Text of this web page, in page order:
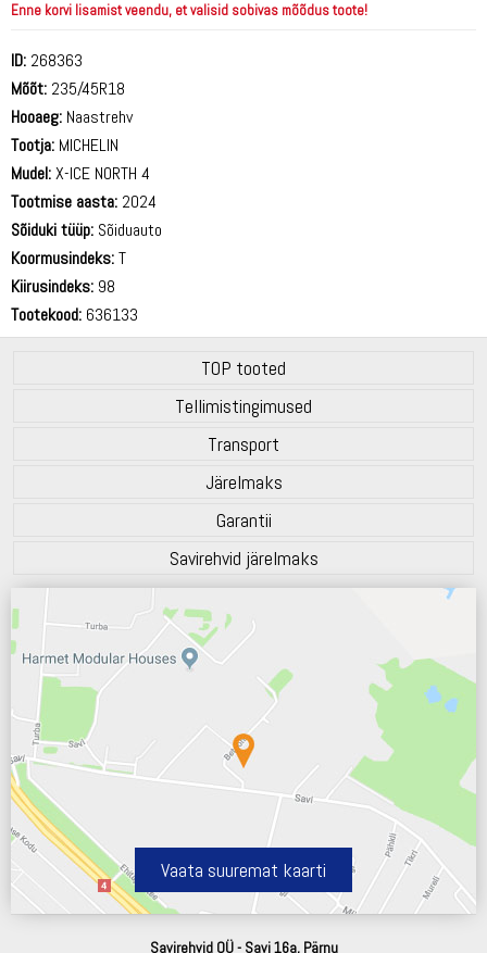
Enne korvi lisamist veendu, et valisid sobivas mõõdus toote!
ID: 268363
Mõõt: 235/45R18
Hooaeg: Naastrehv
Tootja: MICHELIN
Mudel:X-ICE NORTH 4
Tootmise aasta: 2024
Sõiduki tüüp: Sõiduauto
Koormusindeks:T
Kiirusindeks: 98
Tootekood: 636133
TOP tooted
Tellimistingimused
Transport
Järelmaks
Garantii
Savirehvid järelmaks
Vaata suuremat kaarti
Savirehvid OÜ - Savi 16a, Pärnu